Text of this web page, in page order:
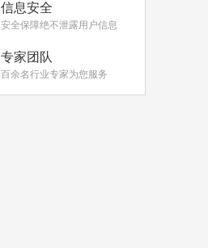
信息安全
安全保障绝不泄露用户信息
专家团队
百余名行业专家为您服务